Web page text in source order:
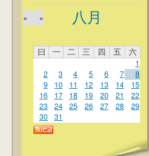
八月
«
»
曰 一 二 三 四 五
六
1
2
3 4 5 6 7
8
9
10 11 12 13 14
15
16
17 18 19 20 21
22
23
24 25 26 27 28
29
30
31